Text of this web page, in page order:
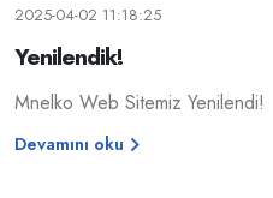
2025-04-02 11:18:25
Yenilendik!
Mnelko Web Sitemiz Yenilendi!
Devamını oku